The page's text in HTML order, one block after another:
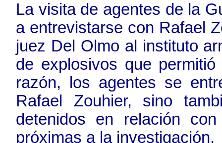
La visita de agentes de la
a entrevistarse con Rafael
juez Del Olmo al instituto
de explosivos que
razón, los agentes se
Rafael Zouhier, sino
detenidos en relación
próximas a la investigación.